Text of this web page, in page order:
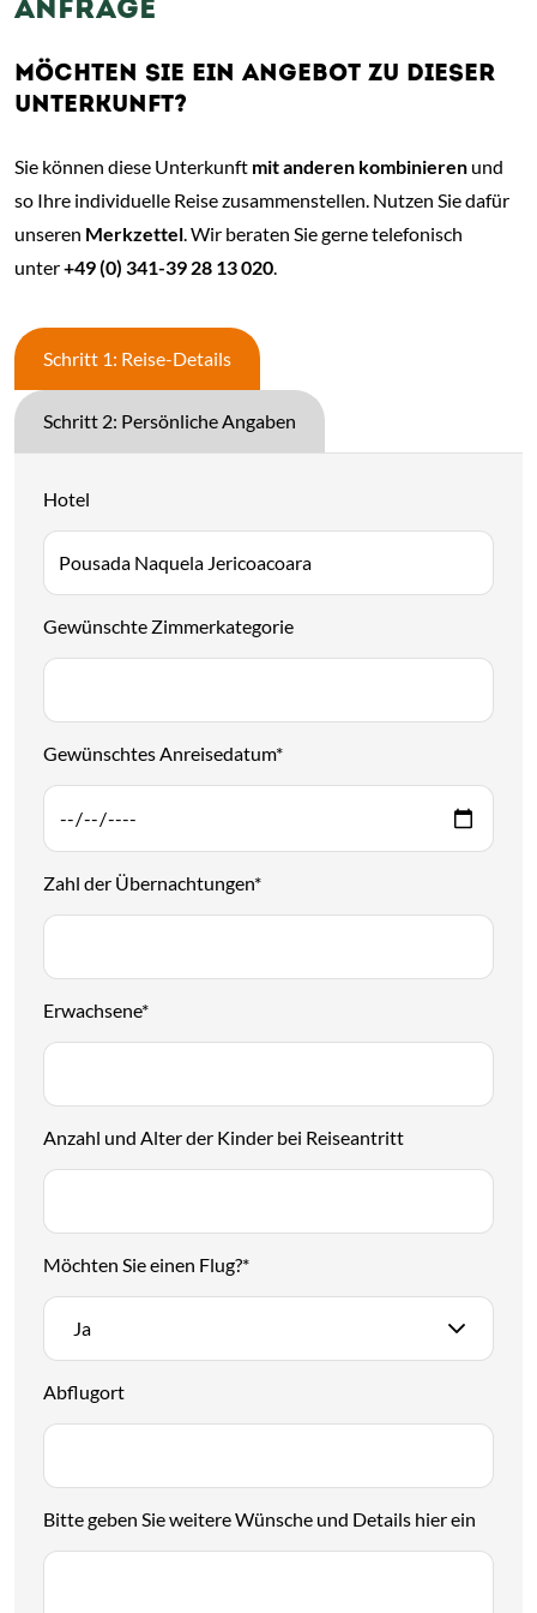
ANFRAGE
MÖCHTEN SIE EIN ANGEBOT ZU DIESER
UNTERKUNFT?
Sie können diese Unterkunft mit anderen kombinieren und
so Ihre individuelle Reise zusammenstellen. Nutzen Sie dafür
unseren Merkzettel. Wir beraten Sie gerne telefonisch
unter+49 (0) 341-39 28 13 020.
Schritt 1: Reise-Details
Schritt 2: Persönliche Angaben
Hotel
Gewünschte Zimmerkategorie
Gewünschtes Anreisedatum*
Zahl der Übernachtungen*
Erwachsene*
Anzahl und Alter der Kinder bei Reiseantritt
Möchten Sie einen Flug?*
Ja
Abflugort
Bitte geben Sie weitere Wünsche und Details hier ein